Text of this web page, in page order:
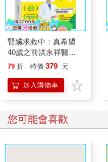
腎臟求救中：真希望
40歲之前洪永祥醫師
就告訴我這些事
79 折 特價 379 元
加入購物車
您可能會喜歡